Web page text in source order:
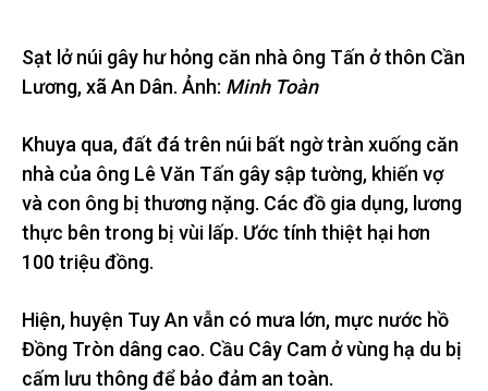
Sạt lở núi gây hư hỏng căn nhà ông Tấn ở thôn Cần
Lương, xã An Dân. Ảnh: Minh Toàn
Khuya qua, đất đá trên núi bất ngờ tràn xuống căn
nhà của ông Lê Văn Tấn gây sập tường, khiến vợ
và con ông bị thương nặng. Các đồ gia dụng, lương
thực bên trong bị vùi lấp. Ước tính thiệt hại hơn
100 triệu đồng.
Hiện, huyện Tuy An vẫn có mưa lớn, mực nước hồ
Đồng Tròn dâng cao. Cầu Cây Cam ở vùng hạ du bị
cấm lưu thông để bảo đảm an toàn.